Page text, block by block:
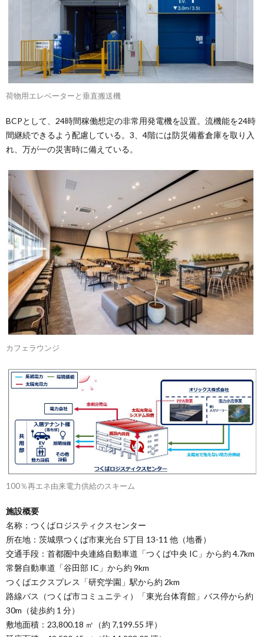
荷物用エレベーターと垂直搬送機
BCPとして、24時間稼働想定の非常用発電機を設置。流機能を24時
間継続できるよう配慮している。3、4階には防災備蓄倉庫を取り入
れ、万が一の災害時に備えている。
カフェラウンジ
100％再エネ由来電力供給のスキーム
施設概要
名称：つくばロジスティクスセンター
所在地：茨城県つくば市東光台 5丁目 13-11 他（地番）
交通手段：首都圏中央連絡自動車道「つくば中央 IC」から約 4.7km
常磐自動車道「谷田部 IC」から約 9km
つくばエクスプレス「研究学園」駅から約 2km
路線バス（つくば市コミュニティ）「東光台体育館」バス停から約
30m（徒歩約 1 分）
敷地面積：23,800.18 ㎡（約 7,199.55 坪）